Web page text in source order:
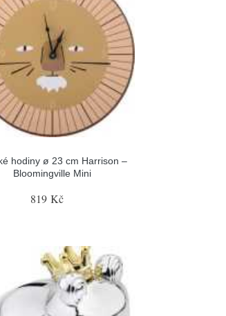
hodiny ø 23 cm Harrison –
Bloomingville Mini
819 Kč